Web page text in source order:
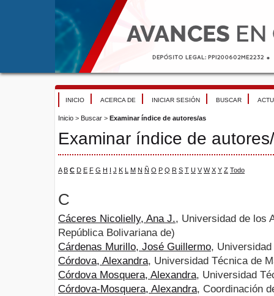
INICIO ACERCA DE INICIAR SESIÓN BUSCAR
Inicio > Buscar > Examinar índice de autores/as
Examinar índice de
A B C D E F G H I J K L M N Ñ O P Q R S T U V W X Y Z Todo
C
Cáceres Nicolielly, Ana J., Universidad de los
República Bolivariana de)
Cárdenas Murillo, José Guillermo,
Córdova, Alexandra, Universidad Técnica de
Córdova Mosquera, Alexandra, Universidad
Córdova-Mosquera, Alexandra, Coordinación